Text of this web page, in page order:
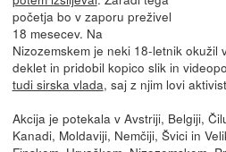
početja bo v zaporu preživel
18 mesecev. Na
Nizozemskem je neki 18-letnik okužil
deklet in pridobil kopico slik in
tudi sirska vlada, saj z njim lovi
Akcija je potekala v Avstriji, Belgiji,
Kanadi, Moldaviji, Nemčiji, Švici in